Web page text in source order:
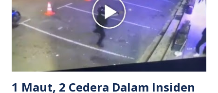
media sosial mengenai insiden tersebut ialah ramai yang
meluahkan rasa marah terhadap tindakan lelaki berkenaan
serta memuji pemandu Grab kerana campur tangan.
Sebahagian netizen turut meminta pihak berkuasa
mengambil tindakan tegas, manakala ada yang bersimpati
terhadap wanita dipercayai menjadi mangs...
1 Maut, 2 Cedera Dalam Insiden